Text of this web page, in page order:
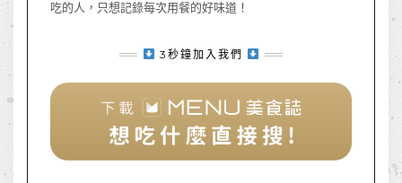
吃的人，只想記錄每次用餐的好味道！
3秒鐘加入我們